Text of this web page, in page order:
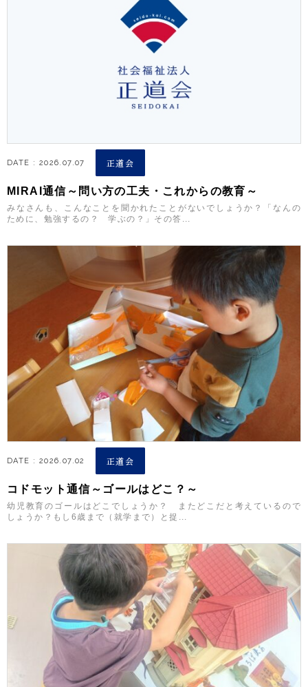
DATE : 2026.07.07 正道会
MIRAI通信～問い方の工夫・これからの教育～
みなさんも、こんなことを聞かれたことがないでしょうか？「なんの
ために、勉強するの？ 学ぶの？」その答...
DATE : 2026.07.02 正道会
コドモット通信～ゴールはどこ？～
幼児教育のゴールはどこでしょうか？ またどこだと考えているので
しょうか？もし6歳まで（就学まで）と捉...